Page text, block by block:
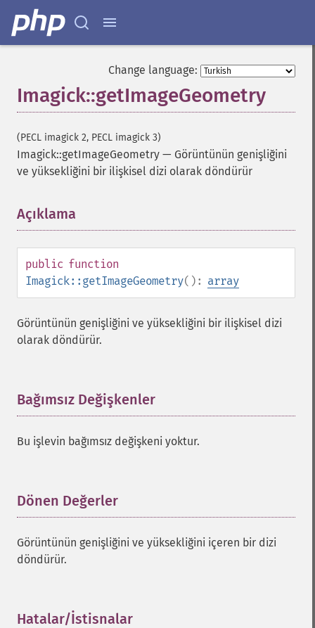
Change language:
Imagick::getImageGeometry
(PECL imagick 2, PECL imagick 3)
Imagick::getImageGeometry — Görüntünün genişliğini
ve yüksekliğini bir ilişkisel dizi olarak döndürür
Açıklama
public function
Imagick::getImageGeometry(): array
Görüntünün genişliğini ve yüksekliğini bir ilişkisel dizi
olarak döndürür.
Bağımsız Değişkenler
Bu işlevin bağımsız değişkeni yoktur.
Dönen Değerler
Görüntünün genişliğini ve yüksekliğini içeren bir dizi
döndürür.
Hatalar/İstisnalar